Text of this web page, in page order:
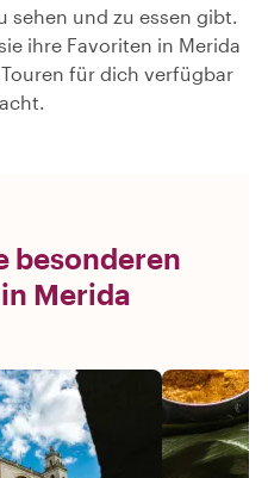
sehen und zu essen gibt.
ihre Favoriten in Merida
für dich verfügbar
besonderen
Merida